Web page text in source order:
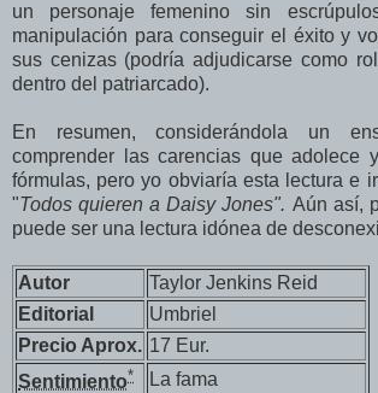
un personaje femenino sin
manipulación para conseguir el éxito y
sus cenizas (podría adjudicarse como
dentro del patriarcado).
En resumen, considerándola un
comprender las carencias que adolece
fórmulas, pero yo obviaría esta lectura e
"Todos quieren a Daisy Jones". Aún así,
puede ser una lectura idónea de
Autor
Taylor Jenkins Reid
Editorial
Umbriel
Precio Aprox. 17 Eur.
Sentimiento* La fama